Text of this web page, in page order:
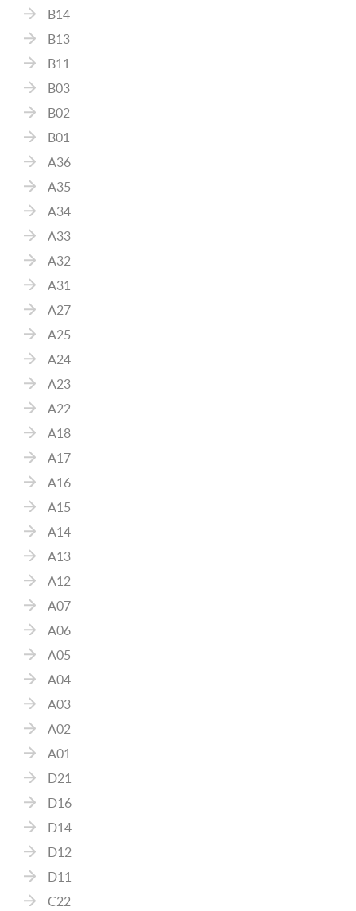
B14
B13
B11
B03
B02
B01
A36
A35
A34
A33
A32
A31
A27
A25
A24
A23
A22
A18
A17
A16
A15
A14
A13
A12
A07
A06
A05
A04
A03
A02
A01
D21
D16
D14
D12
D11
C22